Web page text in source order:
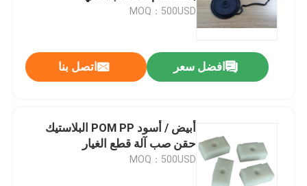
منتجات
MOQ：500USD
افضل سعر اتصل بنا
أبيض / أسود POM PP البلاستيك
حقن صب آلة قطع الغيار
MOQ：500USD